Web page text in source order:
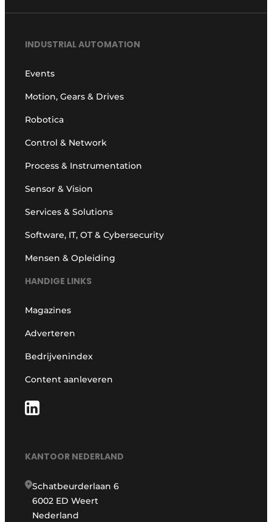
INDUSTRIAL AUTOMATION
Events
Motion, Gears & Drives
Robotica
Control & Network
Process & Instrumentation
Sensor & Vision
Services & Solutions
Software, IT, OT & Cybersecurity
Mensen & Opleiding
HANDIGE LINKS
Magazines
Adverteren
Bedrijvenindex
Content aanleveren
KANTOOR NEDERLAND
Schatbeurderlaan 6
6002 ED Weert
Nederland